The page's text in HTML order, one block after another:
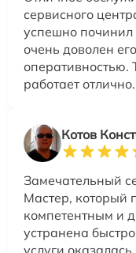
сервисного
успешно
очень доволен
работает
Котов
Замечательный
Мастер, который
компетентным и
устранена
услуги